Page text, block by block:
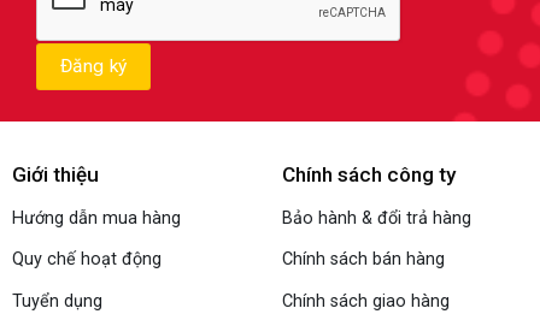
Giới thiệu
Hướng dẫn mua hàng
Quy chế hoạt động
Tuyển dụng
Chính sách công ty
Bảo hành & đổi trả hàng
Chính sách bán hàng
Chính sách giao hàng